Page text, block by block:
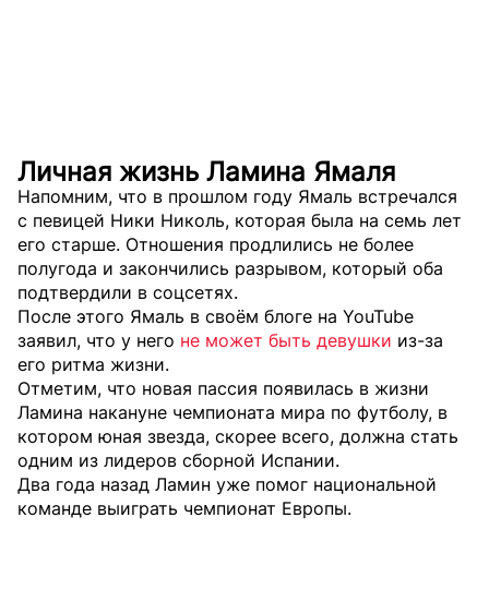
Личная жизнь Ламина Ямаля
Напомним, что в прошлом году Ямаль встречался
с певицей Ники Николь, которая была на семь лет
его старше. Отношения продлились не более
полугода и закончились разрывом, который оба
подтвердили в соцсетях.
После этого Ямаль в своём блоге на YouTube
заявил, что у него не может быть девушки из-за
его ритма жизни.
Отметим, что новая пассия появилась в жизни
Ламина накануне чемпионата мира по футболу, в
котором юная звезда, скорее всего, должна стать
одним из лидеров сборной Испании.
Два года назад Ламин уже помог национальной
команде выиграть чемпионат Европы.